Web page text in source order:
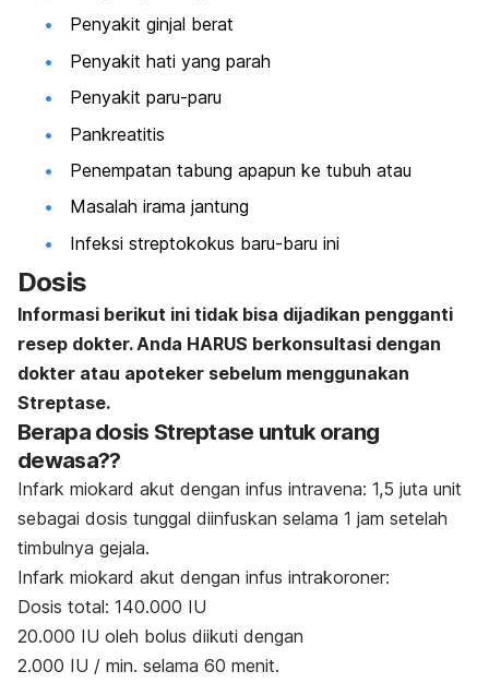
Penyakit ginjal berat
Penyakit hati yang parah
Penyakit paru-paru
Pankreatitis
Penempatan tabung apapun ke tubuh atau
Masalah irama jantung
Infeksi streptokokus baru-baru ini
Dosis
Informasi berikut ini tidak bisa dijadikan pengganti
resep dokter. Anda HARUS berkonsultasi dengan
dokter atau apoteker sebelum menggunakan
Streptase.
Berapa dosis Streptase untuk orang
dewasa??
Infark miokard akut dengan infus intravena: 1,5 juta unit
sebagai dosis tunggal diinfuskan selama 1 jam setelah
timbulnya gejala.
Infark miokard akut dengan infus intrakoroner:
Dosis total: 140.000 IU
20.000 IU oleh bolus diikuti dengan
2.000 IU / min. selama 60 menit.